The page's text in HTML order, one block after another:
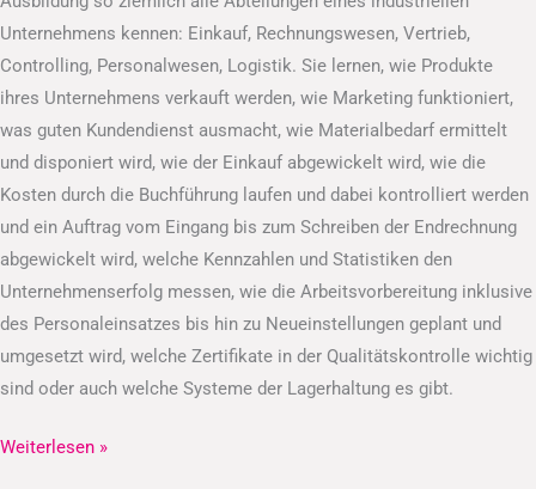
Unternehmens kennen: Einkauf, Rechnungswesen, Vertrieb,
Controlling, Personalwesen, Logistik. Sie lernen, wie Produkte
ihres Unternehmens verkauft werden, wie Marketing funktioniert,
was guten Kundendienst ausmacht, wie Materialbedarf ermittelt
und disponiert wird, wie der Einkauf abgewickelt wird, wie die
Kosten durch die Buchführung laufen und dabei kontrolliert werden
und ein Auftrag vom Eingang bis zum Schreiben der Endrechnung
abgewickelt wird, welche Kennzahlen und Statistiken den
Unternehmenserfolg messen, wie die Arbeitsvorbereitung inklusive
des Personaleinsatzes bis hin zu Neueinstellungen geplant und
umgesetzt wird, welche Zertifikate in der Qualitätskontrolle wichtig
sind oder auch welche Systeme der Lagerhaltung es gibt.
Weiterlesen »